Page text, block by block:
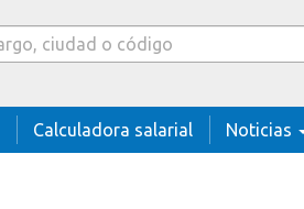
Calculadora salarial Noticias